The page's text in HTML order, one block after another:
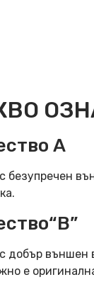
А
безупречен
добър външен
е